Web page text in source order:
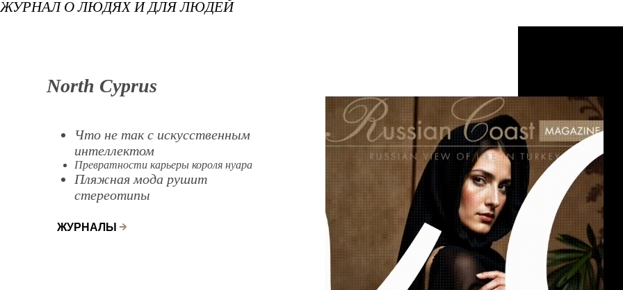
ЖУРНАЛ О ЛЮДЯХ И ДЛЯ ЛЮДЕЙ
North Cyprus
Что не так с искусственным
интеллектом
Превратности карьеры короля нуара
Пляжная мода рушит
стереотипы
ЖУРНАЛЫ